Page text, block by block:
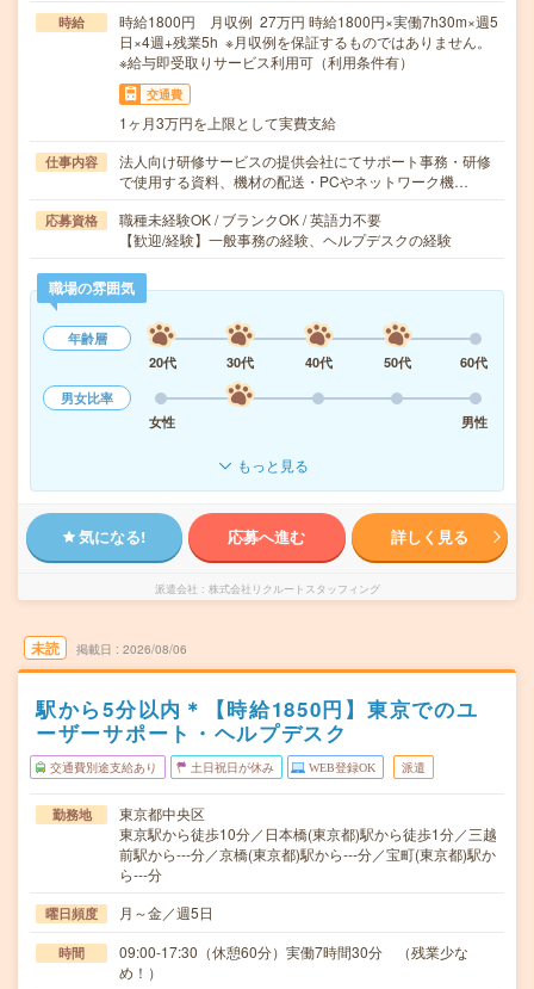
時給
時給1800円 月収例 27万円 時給1800円×実働7h30m×週5
日×4週+残業5h ※月収例を保証するものではありません。
※給与即受取りサービス利用可（利用条件有）
交通費
1ヶ月3万円を上限として実費支給
仕事内容
法人向け研修サービスの提供会社にてサポート事務・研修
で使用する資料、機材の配送・PCやネットワーク機…
応募資格
職種未経験OK / ブランクOK / 英語力不要
【歓迎/経験】一般事務の経験、ヘルプデスクの経験
職場の雰囲気
年齢層
20代
30代 40代 50代
60代
男女比率
女性
男性
もっと見る
気になる! 応募へ進む 詳しく見る
派遣会社 株式会社リクルートスタッフィング
未読 掲載日 2026/08/06
駅から5分以内＊【時給1850円】東京でのユ
ーザーサポート・ヘルプデスク
交通費別途支給あり 土日祝日が休み WEB登録OK 派遣
勤務地
東京都中央区
東京駅から徒歩10分／日本橋(東京都)駅から徒歩1分／三越
前駅から---分／京橋(東京都)駅から---分／宝町(東京都)駅か
ら---分
曜日頻度 月～金／週5日
時間
09:00-17:30（休憩60分）実働7時間30分 （残業少な
め！）